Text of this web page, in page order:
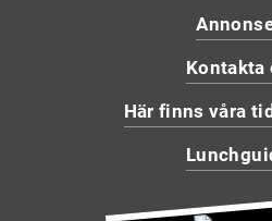
Kontakta
Här finns våra